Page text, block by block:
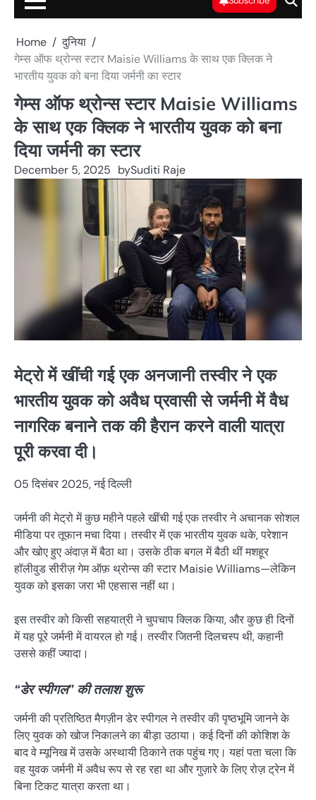
Home
दुनिया
गेम्स ऑफ थ्रोन्स स्टार Maisie Williams के साथ एक क्लिक ने
भारतीय युवक को बना दिया जर्मनी का स्टार
गेम्स ऑफ थ्रोन्स स्टार Maisie Williams
के साथ एक क्लिक ने भारतीय युवक को बना
दिया जर्मनी का स्टार
December 5, 2025 bySuditi Raje
मेट्रो में खींची गई एक अनजानी तस्वीर ने एक
भारतीय युवक को अवैध प्रवासी से जर्मनी में वैध
नागरिक बनाने तक की हैरान करने वाली यात्रा
पूरी करवा दी।
05 दिसंबर 2025, नई दिल्ली
जर्मनी की मेट्रो में कुछ महीने पहले खींची गई एक तस्वीर ने अचानक सोशल
मीडिया पर तूफान मचा दिया। तस्वीर में एक भारतीय युवक थके, परेशान
और खोए हुए अंदाज़ में बैठा था। उसके ठीक बगल में बैठी थीं मशहूर
हॉलीवुड सीरीज़ गेम ऑफ़ थ्रोन्स की स्टार Maisie Williams—लेकिन
युवक को इसका जरा भी एहसास नहीं था।
इस तस्वीर को किसी सहयात्री ने चुपचाप क्लिक किया, और कुछ ही दिनों
में यह पूरे जर्मनी में वायरल हो गई। तस्वीर जितनी दिलचस्प थी, कहानी
उससे कहीं ज्यादा।
“डेर स्पीगल” की तलाश शुरू
जर्मनी की प्रतिष्ठित मैगज़ीन डेर स्पीगल ने तस्वीर की पृष्ठभूमि जानने के
लिए युवक को खोज निकालने का बीड़ा उठाया। कई दिनों की कोशिश के
बाद वे म्यूनिख में उसके अस्थायी ठिकाने तक पहुंच गए। यहां पता चला कि
वह युवक जर्मनी में अवैध रूप से रह रहा था और गुज़ारे के लिए रोज़ ट्रेन में
बिना टिकट यात्रा करता था।